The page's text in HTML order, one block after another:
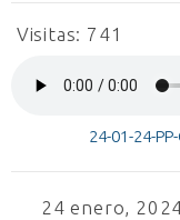
Visitas: 741
24-01-24-
24 enero,